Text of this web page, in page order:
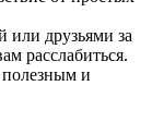
или друзьями за
расслабиться.
полезным и